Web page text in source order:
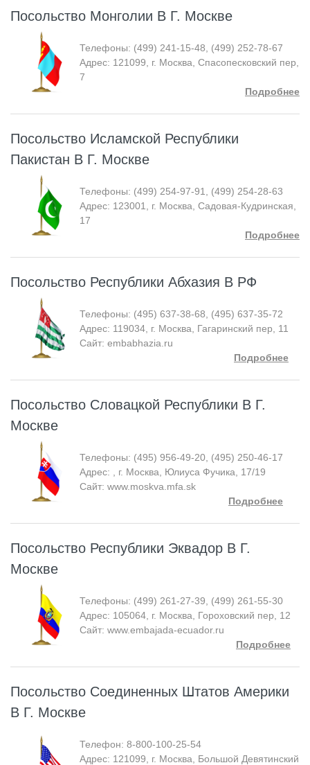
Посольство Монголии В Г. Москве
Телефоны: (499) 241-15-48, (499) 252-78-67
Адрес: 121099, г. Москва, Спасопесковский пер,
7
Подробнее
Посольство Исламской Республики
Пакистан В Г. Москве
Телефоны: (499) 254-97-91, (499) 254-28-63
Адрес: 123001, г. Москва, Садовая-Кудринская,
17
Подробнее
Посольство Республики Абхазия В РФ
Телефоны: (495) 637-38-68, (495) 637-35-72
Адрес: 119034, г. Москва, Гагаринский пер, 11
Сайт: embabhazia.ru
Подробнее
Посольство Словацкой Республики В Г.
Москве
Телефоны: (495) 956-49-20, (495) 250-46-17
Адрес: , г. Москва, Юлиуса Фучика, 17/19
Сайт: www.moskva.mfa.sk
Подробнее
Посольство Республики Эквадор В Г.
Москве
Телефоны: (499) 261-27-39, (499) 261-55-30
Адрес: 105064, г. Москва, Гороховский пер, 12
Сайт: www.embajada-ecuador.ru
Подробнее
Посольство Соединенных Штатов Америки
В Г. Москве
Телефон: 8-800-100-25-54
Адрес: 121099, г. Москва, Большой Девятинский